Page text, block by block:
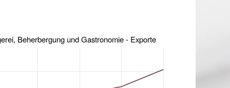
Beherbergung und Gastronomie - Exporte